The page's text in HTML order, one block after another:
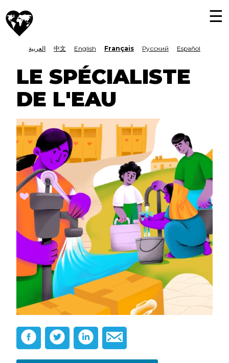
principal
Journée
mondiale
LANGUAGE
SWITCHER
العربية 中文 English Français Русский Español
LE SPÉCIALISTE
DE L'EAU